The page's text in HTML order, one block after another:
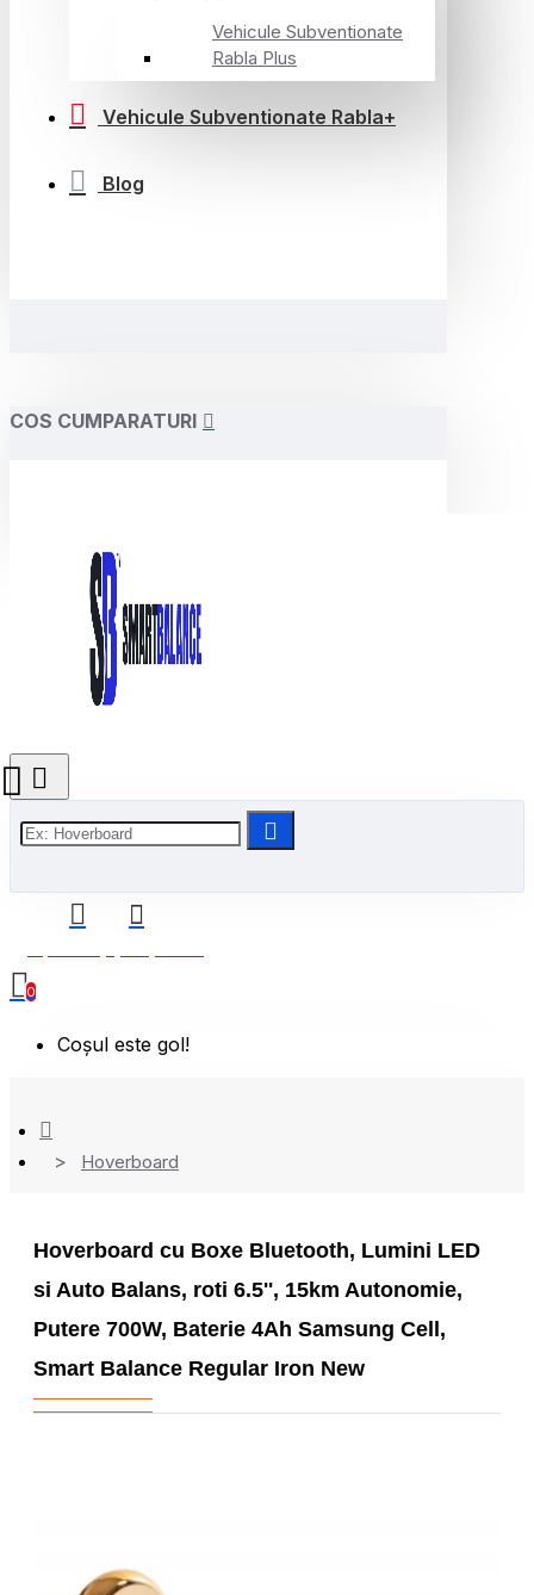
Vehicule Subventionate
Rabla Plus
Vehicule Subventionate Rabla+
Blog
COS CUMPARATURI
0
Coșul este gol!
Hoverboard
Hoverboard cu Boxe Bluetooth, Lumini LED
si Auto Balans, roti 6.5'', 15km Autonomie,
Putere 700W, Baterie 4Ah Samsung Cell,
Smart Balance Regular Iron New